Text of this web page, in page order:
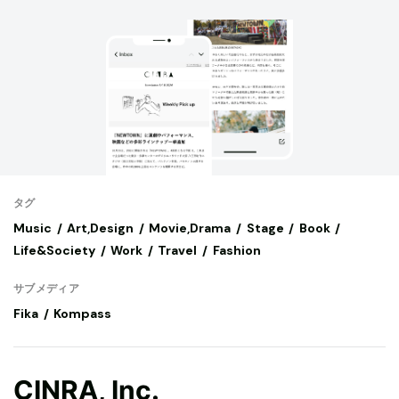
タグ
Music Art,Design Movie,Drama Stage
Book
Life&Society
Work Travel Fashion
サブメディア
Fika Kompass
CINRA, Inc.